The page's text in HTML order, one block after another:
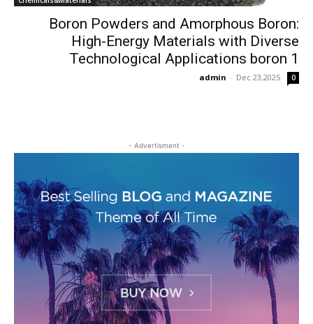
Boron Powders and Amorphous Boron:
High-Energy Materials with Diverse
Technological Applications boron 1
admin - Dec 23,2025 0
- Advertisment -